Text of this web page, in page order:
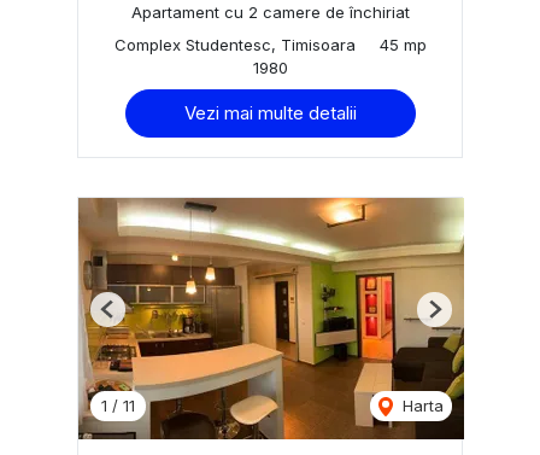
Apartament cu 2 camere de închiriat
Complex Studentesc, Timisoara
45 mp
1980
Vezi mai multe detalii
1 / 11 Harta
Previous Next